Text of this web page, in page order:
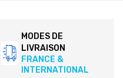
MODES DE
LIVRAISON
FRANCE &
INTERNATIONAL